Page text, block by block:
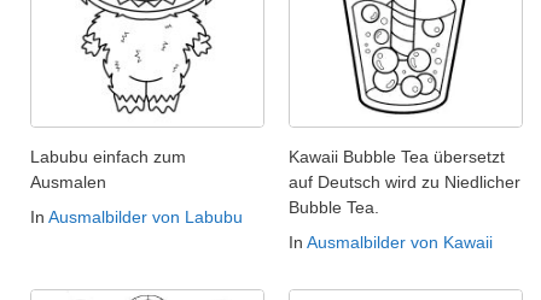
Labubu einfach zum
Ausmalen
In Ausmalbilder von Labubu
Kawaii Bubble Tea übersetzt
auf Deutsch wird zu Niedlicher
Bubble Tea.
In Ausmalbilder von Kawaii